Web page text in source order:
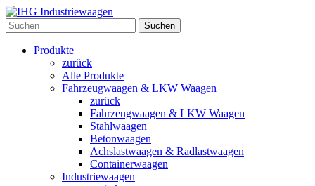
Suchen
Produkte
zurück
Alle Produkte
Fahrzeugwaagen & LKW Waagen
zurück
Fahrzeugwaagen & LKW Waagen
Stahlwaagen
Betonwaagen
Achslastwaagen & Radlastwaagen
Containerwaagen
Industriewaagen